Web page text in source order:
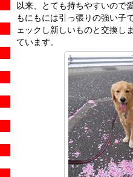
以来、とても持ちやすいので
もにもには引っ張りの強い子
ェックし新しいものと交換し
ています。